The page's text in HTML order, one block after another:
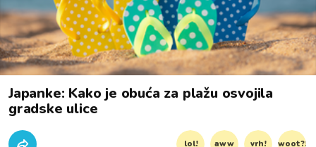
Japanke: Kako je obuća za plažu osvojila
gradske ulice
lol! aww vrh! woot?!